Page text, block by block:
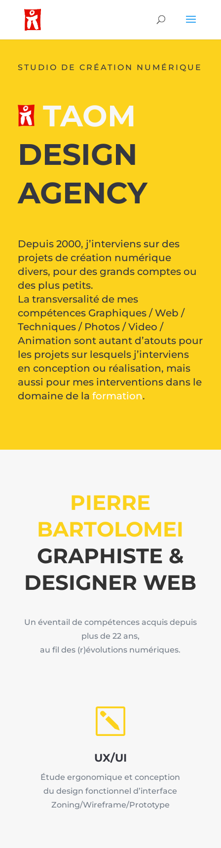
STUDIO DE CRÉATION NUMÉRIQUE
TAOM
DESIGN
AGENCY
Depuis 2000, j’interviens sur des
projets de création numérique
divers, pour des grands comptes ou
des plus petits.
La transversalité de mes
compétences Graphiques / Web /
Techniques / Photos / Video /
Animation sont autant d’atouts pour
les projets sur lesquels j’interviens
en conception ou réalisation, mais
aussi pour mes interventions dans le
domaine de la formation.
PIERRE
BARTOLOMEI
GRAPHISTE &
DESIGNER WEB
Un éventail de compétences acquis depuis
plus de 22 ans,
au fil des (r)évolutions numériques.
k
UX/UI
Étude ergonomique et conception
du design fonctionnel d’interface
Zoning/Wireframe/Prototype